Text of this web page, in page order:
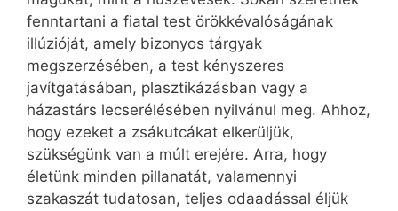
fenntartani a fiatal test örökkévalóságának
illúzióját, amely bizonyos tárgyak
megszerzésében, a test kényszeres
javítgatásában, plasztikázásban vagy a
házastárs lecserélésében nyilvánul meg. Ahhoz,
hogy ezeket a zsákutcákat elkerüljük,
szükségünk van a múlt erejére. Arra, hogy
életünk minden pillanatát, valamennyi
szakaszát tudatosan, teljes odaadással éljük